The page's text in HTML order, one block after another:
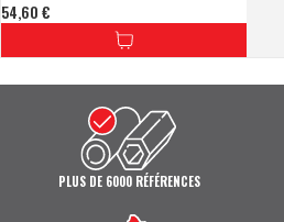
54,60 €
PLUS DE 6000 RÉFÉRENCES